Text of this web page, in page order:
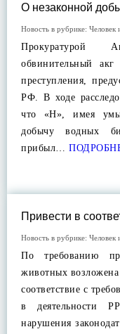
О незаконной
Новость в рубрике: Человек
Прокуратурой
обвинительный
преступления,
РФ. В ходе
что «Н», имея
добычу водных
прибыл…
Привести в
Новость в рубрике: Человек
По требованию
животных возложена
соответствие с
в деятельности
нарушения